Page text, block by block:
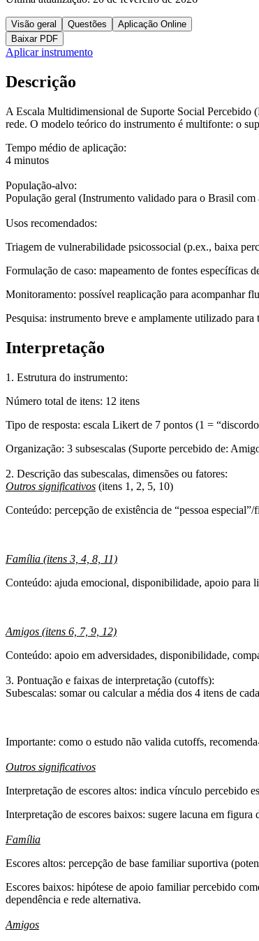
Visão geral Questões
Aplicação Online
Baixar PDF
Aplicar instrumento
Descrição
A Escala Multidimensional de Suporte Social Percebido
rede. O modelo teórico do instrumento é multifonte: o
Tempo médio de aplicação:
4 minutos
População-alvo:
População geral (Instrumento validado para o Brasil com
Usos recomendados:
Triagem de vulnerabilidade psicossocial (p.ex., baixa
Formulação de caso: mapeamento de fontes específicas
Monitoramento: possível reaplicação para acompanhar
Pesquisa: instrumento breve e amplamente utilizado para
Interpretação
1. Estrutura do instrumento:
Número total de itens: 12 itens
Tipo de resposta: escala Likert de 7 pontos (1 =
Organização: 3 subsescalas (Suporte percebido de:
2. Descrição das subescalas, dimensões ou fatores:
Outros significativos (itens 1, 2, 5, 10)
Conteúdo: percepção de existência de “pessoa
Família (itens 3, 4, 8, 11)
Conteúdo: ajuda emocional, disponibilidade, apoio para
Amigos (itens 6, 7, 9, 12)
Conteúdo: apoio em adversidades, disponibilidade,
3. Pontuação e faixas de interpretação (cutoffs):
Subescalas: somar ou calcular a média dos 4 itens de
Importante: como o estudo não valida cutoffs,
Outros significativos
Interpretação de escores altos: indica vínculo percebido
Interpretação de escores baixos: sugere lacuna em figura
Família
Escores altos: percepção de base familiar suportiva
Escores baixos: hipótese de apoio familiar percebido
dependência e rede alternativa.
Amigos